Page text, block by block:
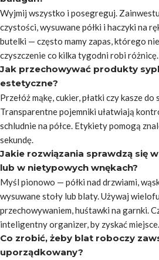
Wyjmij wszystko i posegreguj.
czystości, wysuwane półki i haczyki na
butelki — często mamy zapas, którego
czyszczenie co kilka tygodni robi różnicę.
Jak przechowywać produkty
estetyczne?
Przełóż mąkę, cukier, płatki czy kasze
Transparentne pojemniki ułatwiają
schludnie na półce. Etykiety pomogą
sekundę.
Jakie rozwiązania sprawdzą się
lub w nietypowych wnękach?
Myśl pionowo — półki nad drzwiami,
wysuwane stoły lub blaty. Używaj
przechowywaniem, huśtawki na garnki.
inteligentny organizer, by zyskać miejsce.
Co zrobić, żeby blat roboczy
uporządkowany?